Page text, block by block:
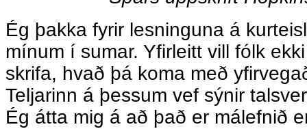
Ég þakka fyrir lesninguna á
mínum í sumar. Yfirleitt vill fólk
skrifa, hvað þá koma með
Teljarinn á þessum vef sýnir
Ég átta mig á að það er málefnið